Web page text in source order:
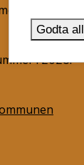
i 2025:
Godta